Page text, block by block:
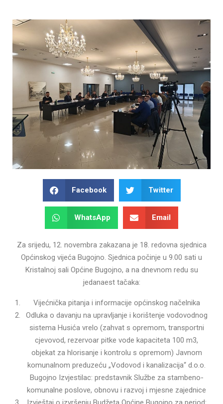
Facebook Twitter
WhatsApp Email
Za srijedu, 12. novembra zakazana je 18. redovna sjednica
Općinskog vijeća Bugojno. Sjednica počinje u 9.00 sati u
Kristalnoj sali Općine Bugojno, a na dnevnom redu su
jedanaest tačaka:
Vijećnička pitanja i informacije općinskog načelnika
Odluka o davanju na upravljanje i korištenje vodovodnog
sistema Husića vrelo (zahvat s opremom, transportni
cjevovod, rezervoar pitke vode kapaciteta 100 m3,
objekat za hlorisanje i kontrolu s opremom) Javnom
komunalnom preduzeću „Vodovod i kanalizacija“ d.o.o.
Bugojno Izvjestilac: predstavnik Službe za stambeno-
komunalne poslove, obnovu i razvoj i mjesne zajednice